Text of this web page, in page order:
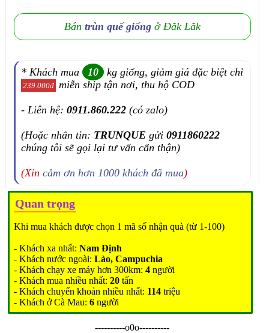
Bántrùn quế giống ở Đăk Lăk
* Khách mua 10 kg giống, giảm giá đặc biệt chỉ
239.000đ miễn ship tận nơi, thu hộ COD
- Liên hệ:0911.860.222 (có zalo)
(Hoặc nhắn tin: TRUNQUE gửi0911860222
chúng tôi sẽ gọi lại tư vấn cẩn thận)
(Xincảm ơn hơn 1000 khách đã mua)
Quan trọng
Khi mua khách được chọn 1 mã số nhận quà (từ 1-100)
- Khách xa nhất:Nam Định
- Khách nước ngoài:Lào, Campuchia
- Khách chạy xe máy hơn 300km:4 người
- Khách mua nhiều nhất:20 tấn
- Khách chuyển khoản nhiều nhất: 114 triệu
- Khách ở Cà Mau:6 người
----------o0o----------